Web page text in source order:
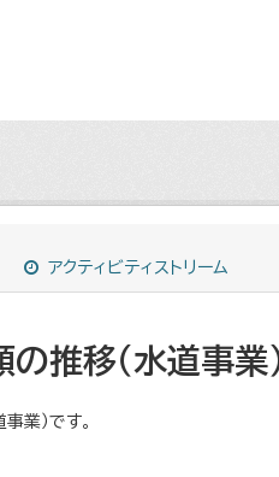
アクティビティストリーム
推移（水道事業
業）です。